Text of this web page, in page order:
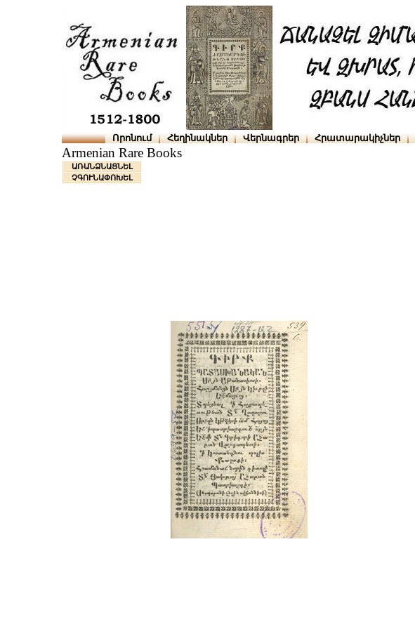
Որոնում Հեղինակներ Վերնագրեր Հրատարակիչներ
Armenian Rare Books
ԱՌԱՆՁՆԱՑՆԵԼ
ՉԳՈՒՆԱՓՈԽԵԼ